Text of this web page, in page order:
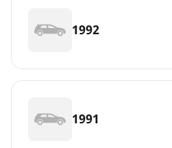
1992
1991